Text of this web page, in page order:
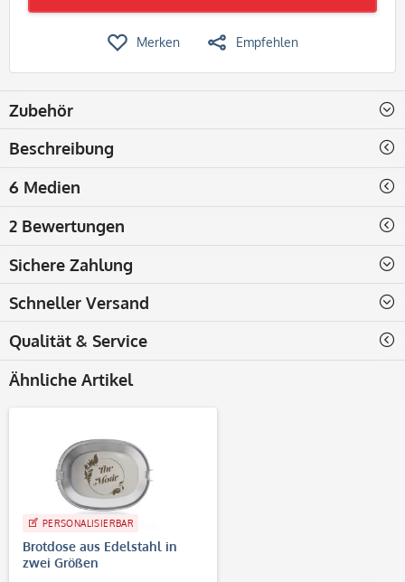
Merken Empfehlen
Zubehör
Beschreibung
6 Medien
2 Bewertungen
Sichere Zahlung
Schneller Versand
Qualität & Service
Ähnliche Artikel
PERSONALISIERBAR
Brotdose aus Edelstahl in
zwei Größen